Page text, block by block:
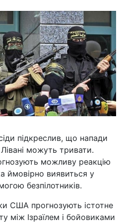
підкреслив, що напади
можуть тривати.
можливу реакцію
ймовірно виявиться у
безпілотників.
США прогнозують істотне
між Ізраїлем і бойовиками